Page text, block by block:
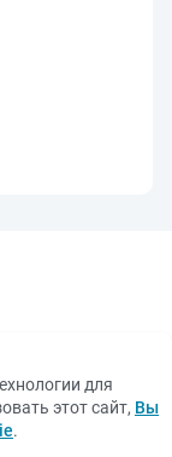
для
этот сайт, Вы
.